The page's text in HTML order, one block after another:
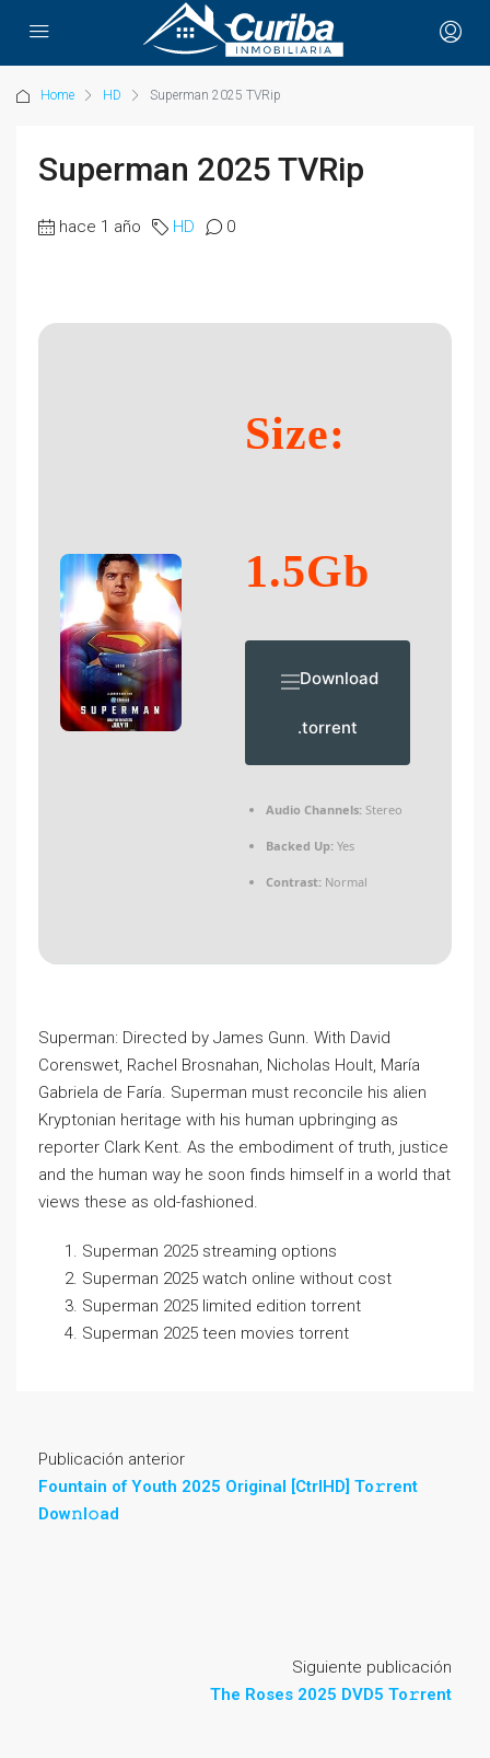
Home HD Superman 2025 TVRip
Superman 2025 TVRip
hace 1 año HD 0
Size:
1.5Gb
Download
.torrent
Audio Channels: Stereo
Backed Up: Yes
Contrast: Normal
Superman: Directed by James Gunn. With David
Corenswet, Rachel Brosnahan, Nicholas Hoult, María
Gabriela de Faría. Superman must reconcile his alien
Kryptonian heritage with his human upbringing as
reporter Clark Kent. As the embodiment of truth, justice
and the human way he soon finds himself in a world that
views these as old-fashioned.
Superman 2025 streaming options
Superman 2025 watch online without cost
Superman 2025 limited edition torrent
Superman 2025 teen movies torrent
Publicación anterior
Fountain of Youth 2025 Original [CtrlHD] To𝚛rent
Dow𝚗l𝚘ad
Siguiente publicación
The Roses 2025 DVD5 To𝚛rent